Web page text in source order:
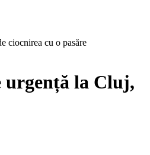
ciocnirea cu o pasăre
urgență la Cluj,